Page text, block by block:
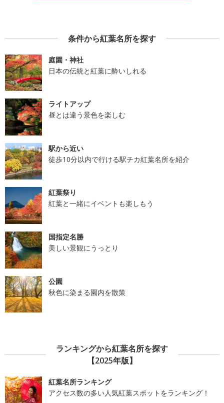
条件から紅葉名所を探す
庭園・神社
日本の伝統と紅葉に酔いしれる
ライトアップ
昼とは違う景色を楽しむ
駅から近い
徒歩10分以内で行ける駅チカ紅葉名所を紹介
紅葉祭り
紅葉と一緒にイベントも楽しもう
国指定名勝
美しい景観にうっとり
公園
秋色に染まる園内を散策
ランキングから紅葉名所を探す
【2025年版】
紅葉名所ランキング
アクセス数の多い人気紅葉スポットをランキング！